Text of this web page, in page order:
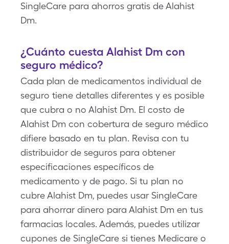
SingleCare para ahorros gratis de Alahist
Dm.
¿Cuánto cuesta Alahist Dm con
seguro médico?
Cada plan de medicamentos individual de
seguro tiene detalles diferentes y es posible
que cubra o no Alahist Dm. El costo de
Alahist Dm con cobertura de seguro médico
difiere basado en tu plan. Revisa con tu
distribuidor de seguros para obtener
especificaciones específicos de
medicamento y de pago. Si tu plan no
cubre Alahist Dm, puedes usar SingleCare
para ahorrar dinero para Alahist Dm en tus
farmacias locales. Además, puedes utilizar
cupones de SingleCare si tienes Medicare o